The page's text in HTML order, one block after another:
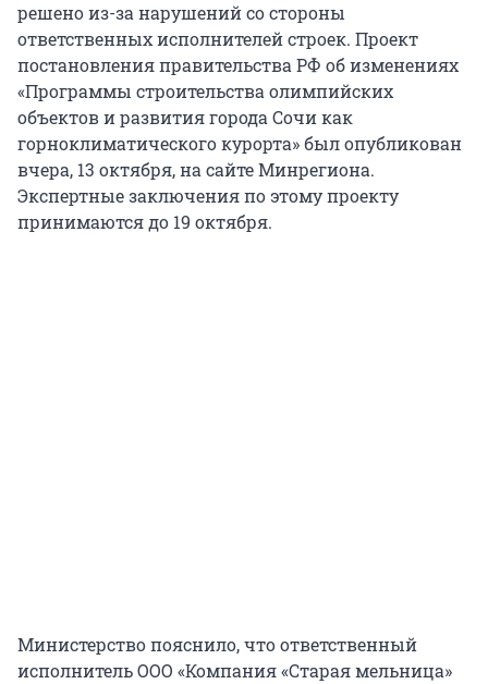
решено из-за нарушений со стороны
ответственных исполнителей строек. Проект
постановления правительства РФ об изменениях
«Программы строительства олимпийских
объектов и развития города Сочи как
горноклиматического курорта» был опубликован
вчера, 13 октября, на сайте Минрегиона.
Экспертные заключения по этому проекту
принимаются до 19 октября.
Министерство пояснило, что ответственный
исполнитель ООО «Компания «Старая мельница»